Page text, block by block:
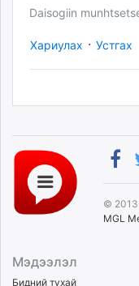
Daisogiin
Хариулах · Устгах
©
MGL
Мэдээлэл
Бидний тухай